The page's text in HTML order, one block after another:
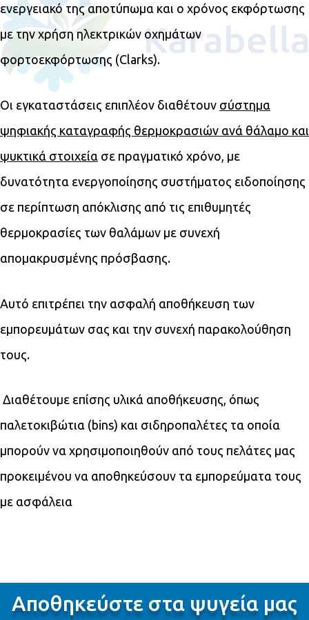
ενεργειακό της αποτύπωμα και ο χρόνος εκφόρτωσης
με την χρήση ηλεκτρικών οχημάτων
φορτοεκφόρτωσης (Clarks).
Οι εγκαταστάσεις επιπλέον διαθέτουν σύστημα
ψηφιακής καταγραφής θερμοκρασιών ανά θάλαμο και
ψυκτικά στοιχεία σε πραγματικό χρόνο, με
δυνατότητα ενεργοποίησης συστήματος ειδοποίησης
σε περίπτωση απόκλισης από τις επιθυμητές
θερμοκρασίες των θαλάμων με συνεχή
απομακρυσμένης πρόσβασης.
Αυτό επιτρέπει την ασφαλή αποθήκευση των
εμπορευμάτων σας και την συνεχή παρακολούθηση
τους.
Διαθέτουμε επίσης υλικά αποθήκευσης, όπως
παλετοκιβώτια (bins) και σιδηροπαλέτες τα οποία
μπορούν να χρησιμοποιηθούν από τους πελάτες μας
προκειμένου να αποθηκεύσουν τα εμπορεύματα τους
με ασφάλεια
Αποθηκεύστε στα ψυγεία μας